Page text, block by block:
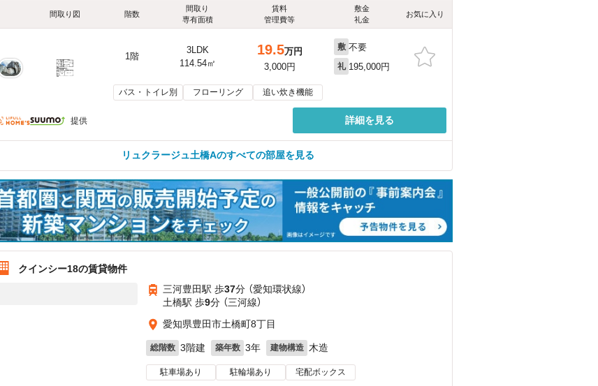
間取り図 階数
間取り
専有面積
賃料
管理費等
敷金
礼金
お気に入り
1階
3LDK
114.54㎡
19.5万円
3,000円
敷 不要
礼 195,000円
バス・トイレ別 フローリング 追い炊き機能
提供 詳細を見る
リュクラージュ土橋Aのすべての部屋を見る
クインシー18の賃貸物件
三河豊田駅 歩37分 （愛知環状線）
土橋駅 歩9分 （三河線）
愛知県豊田市土橋町8丁目
総階数 3階建 築年数 3年 建物構造 木造
駐車場あり 駐輪場あり 宅配ボックス